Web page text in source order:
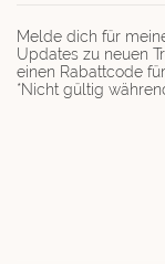
Melde dich für
Updates zu neuen
einen Rabattcode
*Nicht gültig